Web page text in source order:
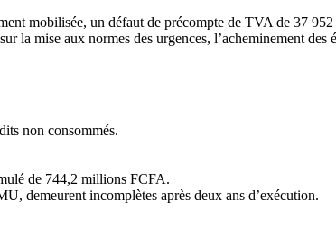
mobilisée, un défaut de précompte de TVA de 37
la mise aux normes des urgences, l’acheminement
non consommés.
de 744,2 millions FCFA.
demeurent incomplètes après deux ans d’exécution.